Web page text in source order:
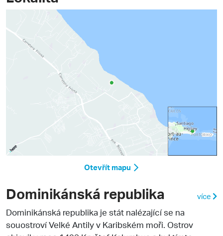
Otevřít mapu
Dominikánská republika více
Dominikánská republika je stát nalézající se na
souostroví Velké Antily v Karibském moři. Ostrov